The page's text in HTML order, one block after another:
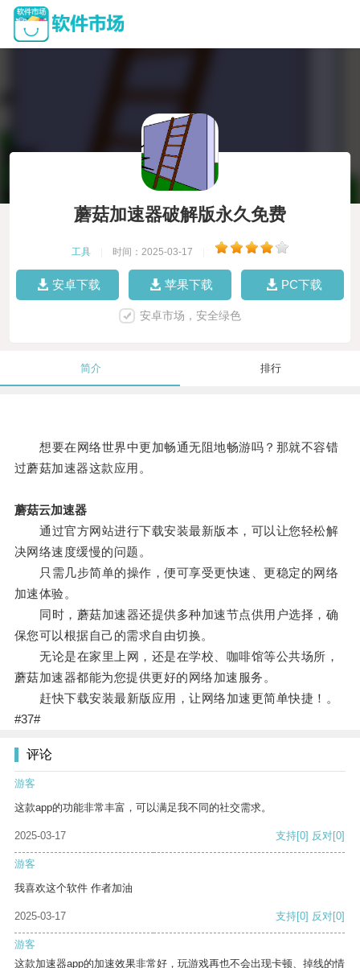
蘑菇加速器破解版永久免费
工具 时间：2025-03-17
安卓下载 苹果下载 PC下载
安卓市场，安全绿色
简介 排行
想要在网络世界中更加畅通无阻地畅游吗？那就不容错
过蘑菇加速器这款应用。
蘑菇云加速器
通过官方网站进行下载安装最新版本，可以让您轻松解
决网络速度缓慢的问题。
只需几步简单的操作，便可享受更快速、更稳定的网络
加速体验。
同时，蘑菇加速器还提供多种加速节点供用户选择，确
保您可以根据自己的需求自由切换。
无论是在家里上网，还是在学校、咖啡馆等公共场所，
蘑菇加速器都能为您提供更好的网络加速服务。
赶快下载安装最新版应用，让网络加速更简单快捷！。
#37#
评论
游客
这款app的功能非常丰富，可以满足我不同的社交需求。
2025-03-17 支持[0] 反对[0]
游客
我喜欢这个软件 作者加油
2025-03-17 支持[0] 反对[0]
游客
这款加速器app的加速效果非常好，玩游戏再也不会出现卡顿、掉线的情